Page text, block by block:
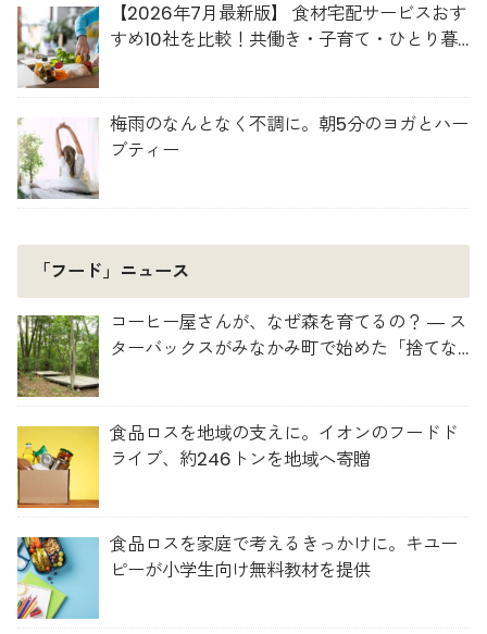
【2026年7月最新版】 食材宅配サービスおす
すめ10社を比較！共働き・子育て・ひとり暮
梅雨のなんとなく不調に。朝5分のヨガとハー
ブティー
「フード」ニュース
コーヒー屋さんが、なぜ森を育てるの？ ― ス
ターバックスがみなかみ町で始めた「捨てな
食品ロスを地域の支えに。イオンのフードド
ライブ、約246トンを地域へ寄贈
食品ロスを家庭で考えるきっかけに。キユー
ピーが小学生向け無料教材を提供